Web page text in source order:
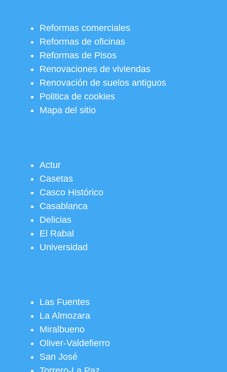
Reformas comerciales
Reformas de oficinas
Reformas de Pisos
Renovaciones de viviendas
Renovación de suelos antiguos
Politica de cookies
Mapa del sitio
Actur
Casetas
Casco Histórico
Casablanca
Delicias
El Rabal
Universidad
Las Fuentes
La Almozara
Miralbueno
Oliver-Valdefierro
San José